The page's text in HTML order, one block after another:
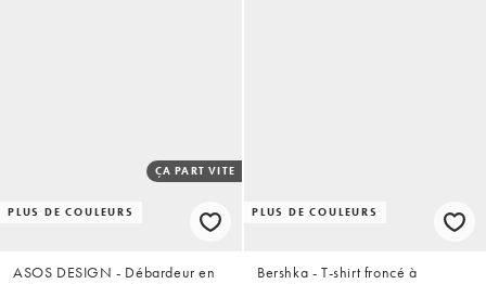
PLUS DE COULEURS
ÇA PART VITE
ASOS DESIGN - Débardeur en
PLUS DE COULEURS
Bershka - T-shirt froncé à